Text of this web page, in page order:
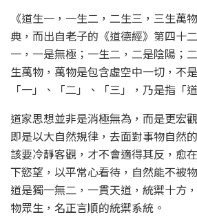
《道生一，一生二，二生三，三生萬
典，而出自老子的《道德經》第四十
一，一是無極；一生二，二是陰陽；
生萬物，萬物是包含虛空中一切，不
「一」、「二」、「三」，乃是指「
道家思想並非是消極無為，而是更宏
即是以大自然規律，去面對事物自然
該要冷靜客觀，才不會適得其反，愈
下慾望，以平常心看待，自然能不被
道是獨一無二，一貫天道，統禦十方
物眾生，名正言順的統禦系統。